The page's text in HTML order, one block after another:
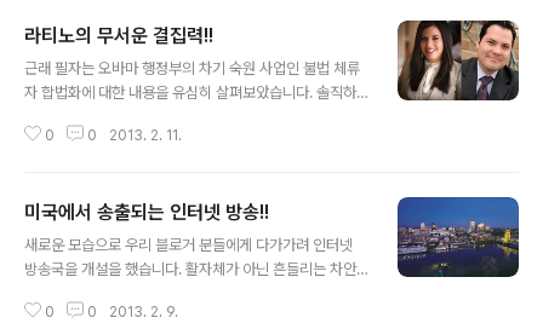
라티노의 무서운 결집력!!
근래 필자는 오바마 행정부의 차기 숙원 사업인 불법 체류
자 합법화에 대한 내용을 유심히 살펴보았습니다. 솔직하
을 어떻게 한다던가에 대해 관심은 없습니다.... 그러나 필
한겁니다. 미주 한인!! 이민 역사!! 중국인 일본인에 이어 그
다음을 달리고 있습니다!! 물론 경제적으로도 윤택합니
다.... 그런데 그들에게 밀리는게 있습니다.... 그것은 다름이
베트남 라오스 아이들에게도 밀립니다 이러한 현상은 미주
0 0 2013. 2. 11.
미국에서 송출되는 인터넷 방송!!
새로운 모습으로 우리 블로거 분들에게 다가가려 인터넷
방송국을 개설을 했습니다. 활자체가 아닌 흔들리는 차안
조용하게 들을수 있는 인터넷 방송입니다!! 이름하야 " 대
0 0 2013. 2. 9.